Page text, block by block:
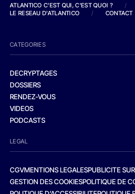
ATLANTICO C'EST QUI, C'EST QUOI ?
/
LE RESEAU D'ATLANTICO
/ CONTACT
CATEGORIES
DECRYPTAGES
DOSSIERS
RENDEZ-VOUS
VIDEOS
PODCASTS
LEGAL
CGVMENTIONS LEGALESPUBLICITE
GESTION DES COOKIESPOLITIQUE DE